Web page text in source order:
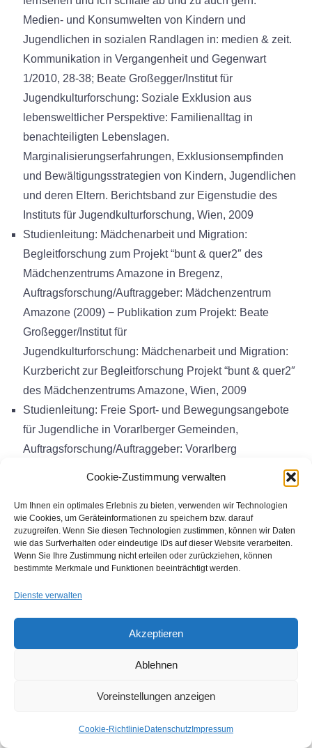
Cookie-Zustimmung verwalten
Um Ihnen ein optimales Erlebnis zu bieten, verwenden wir Technologien
wie Cookies, um Geräteinformationen zu speichern bzw. darauf
zuzugreifen. Wenn Sie diesen Technologien zustimmen, können wir Daten
wie das Surfverhalten oder eindeutige IDs auf dieser Website verarbeiten.
Wenn Sie Ihre Zustimmung nicht erteilen oder zurückziehen, können
bestimmte Merkmale und Funktionen beeinträchtigt werden.
Dienste verwalten
Akzeptieren
Ablehnen
Voreinstellungen anzeigen
Cookie-Richtlinie Datenschutz Impressum
Medien- und Konsumwelten von Kindern und
Jugendlichen in sozialen Randlagen in: medien & zeit.
Kommunikation in Vergangenheit und Gegenwart
1/2010, 28-38; Beate Großegger/Institut für
Jugendkulturforschung: Soziale Exklusion aus
lebensweltlicher Perspektive: Familienalltag in
benachteiligten Lebenslagen.
Marginalisierungserfahrungen, Exklusionsempfinden
und Bewältigungsstrategien von Kindern, Jugendlichen
und deren Eltern. Berichtsband zur Eigenstudie des
Instituts für Jugendkulturforschung, Wien, 2009
Studienleitung: Mädchenarbeit und Migration:
Begleitforschung zum Projekt “bunt & quer2″ des
Mädchenzentrums Amazone in Bregenz,
Auftragsforschung/Auftraggeber: Mädchenzentrum
Amazone (2009) − Publikation zum Projekt: Beate
Großegger/Institut für
Jugendkulturforschung: Mädchenarbeit und Migration:
Kurzbericht zur Begleitforschung Projekt “bunt & quer2″
des Mädchenzentrums Amazone, Wien, 2009
Studienleitung: Freie Sport- und Bewegungsangebote
für Jugendliche in Vorarlberger Gemeinden,
Auftragsforschung/Auftraggeber: Vorarlberg
bewegt/Sportreferat der Vorarlberger Landesregierung
Wissenschaftliche Projektmitarbeit:
Gesundheitsförderung im Zielgruppensegment Jugend:
Grundlagenstudie zu Gesundheitsbewusstsein und
Gesundheitsstilen bei 14- bis 25-jährigem Event-
viel Gesundheit ist auch nicht gesund, weil da geht mir
Gesundheitsförderung, in: Hackauf, Horst; Ohlbrecht,